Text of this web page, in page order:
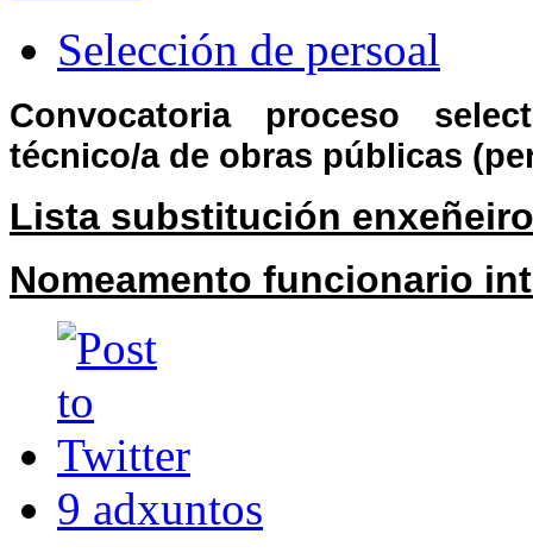
Selección de persoal
Convocatoria proceso
técnico/a de obras públicas
Lista substitución
Nomeamento funcionario
9 adxuntos